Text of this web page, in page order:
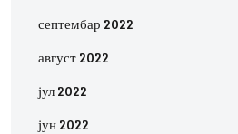
септембар 2022
август 2022
јул 2022
јун 2022